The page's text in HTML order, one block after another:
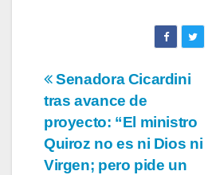
Navegación
de
entradas
Senadora Cicardini
tras avance de
proyecto: “El ministro
Quiroz no es ni Dios ni
Virgen; pero pide un